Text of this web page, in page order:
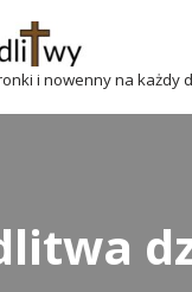
i nowenny na każdy